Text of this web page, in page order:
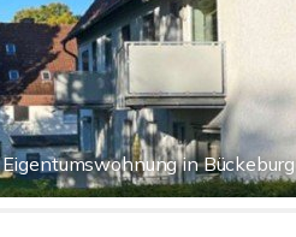
Eigentumswohnung in Bückeburg